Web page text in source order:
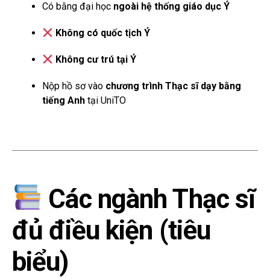
Có bằng đại học ngoài hệ thống giáo dục Ý
Không có quốc tịch Ý
Không cư trú tại Ý
Nộp hồ sơ vào chương trình Thạc sĩ dạy bằng
tiếng Anh tại UniTO
Các ngành Thạc sĩ
đủ điều kiện (tiêu
biểu)